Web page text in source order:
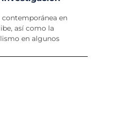
en
así como la
en algunos